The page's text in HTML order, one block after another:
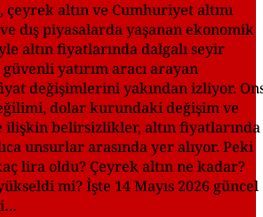
çeyrek altın ve Cumhuriyet altını
dış piyasalarda yaşanan ekonomik
altın fiyatlarında dalgalı seyir
yatırım aracı arayan
değişimlerini yakından izliyor.
dolar kurundaki değişim ve
ilişkin belirsizlikler, altın fiyatlarında
unsurlar arasında yer alıyor. Peki
lira oldu? Çeyrek altın ne kadar?
mi? İşte 14 Mayıs 2026 güncel